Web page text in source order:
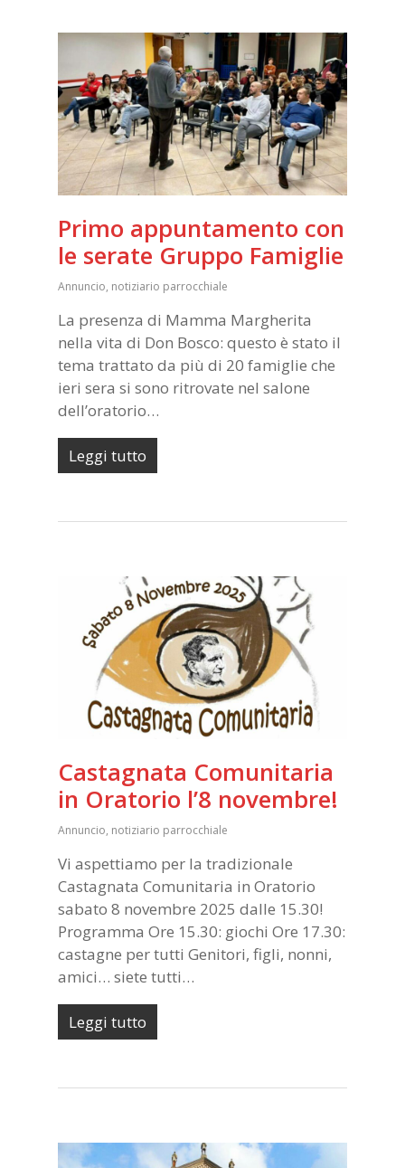
Primo appuntamento con
le serate Gruppo Famiglie
Annuncio, notiziario parrocchiale
La presenza di Mamma Margherita
nella vita di Don Bosco: questo è stato il
tema trattato da più di 20 famiglie che
ieri sera si sono ritrovate nel salone
dell’oratorio…
Leggi tutto
Castagnata Comunitaria
in Oratorio l’8 novembre!
Annuncio, notiziario parrocchiale
Vi aspettiamo per la tradizionale
Castagnata Comunitaria in Oratorio
sabato 8 novembre 2025 dalle 15.30!
Programma Ore 15.30: giochi Ore 17.30:
castagne per tutti Genitori, figli, nonni,
amici… siete tutti…
Leggi tutto